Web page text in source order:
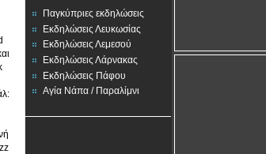
Παγκύπριες εκδηλώσεις
Εκδηλώσεις Λευκωσίας
Εκδηλώσεις Λεμεσού
Εκδηλώσεις Λάρνακας
Εκδηλώσεις Πάφου
Αγία Νάπα / Παραλίμνι